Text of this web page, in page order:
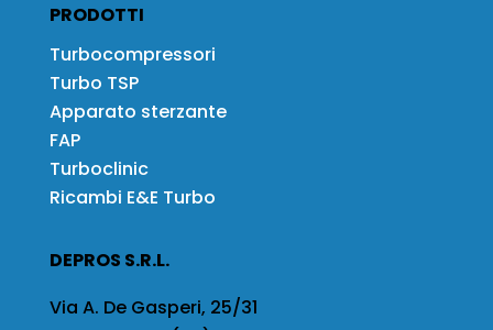
PRODOTTI
Turbocompressori
Turbo TSP
Apparato sterzante
FAP
Turboclinic
Ricambi E&E Turbo
DEPROS S.R.L.
Via A. De Gasperi, 25/31